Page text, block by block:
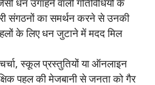
संगठनों का समर्थन करने से उनकी
के लिए धन जुटाने में मदद मिल
स्कूल प्रस्तुतियों या ऑनलाइन
पहल की मेजबानी से जनता को गैर